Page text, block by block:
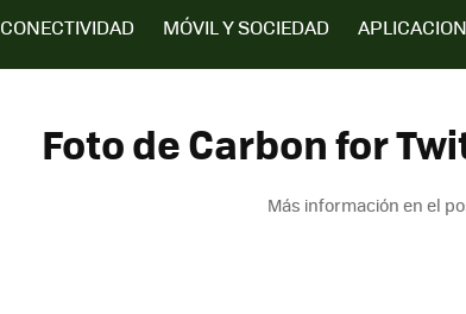
CONECTIVIDAD MÓVIL Y SOCIEDAD
Foto de Carbon for
Más información en el